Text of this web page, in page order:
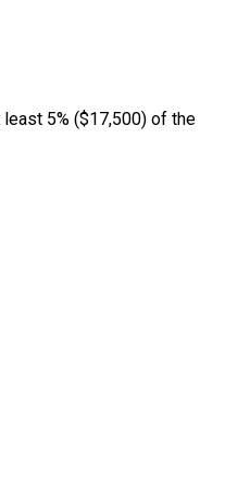
5% ($17,500) of the